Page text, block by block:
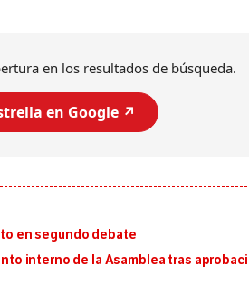
en los resultados de búsqueda.
en Google ↗️
en segundo debate
interno de la Asamblea tras
al sur de Japón,